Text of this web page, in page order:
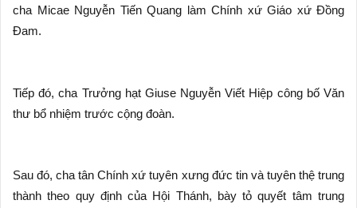
cha Micae Nguyễn Tiến Quang làm Chính xứ Giáo xứ Đồng
Đam.
Tiếp đó, cha Trưởng hạt Giuse Nguyễn Viết Hiệp công bố Văn
thư bổ nhiệm trước cộng đoàn.
Sau đó, cha tân Chính xứ tuyên xưng đức tin và tuyên thệ trung
thành theo quy định của Hội Thánh, bày tỏ quyết tâm trung